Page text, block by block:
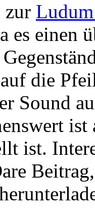
zur
es einen
die
Sound
ist.